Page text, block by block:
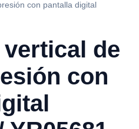
con pantalla digital
de
con